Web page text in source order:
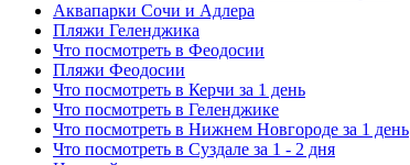
Аквапарки Сочи и Адлера
Пляжи Геленджика
Что посмотреть в Феодосии
Пляжи Феодосии
Что посмотреть в Керчи за 1 день
Что посмотреть в Геленджике
Что посмотреть в Нижнем Новгороде за 1 день
Что посмотреть в Суздале за 1 - 2 дня